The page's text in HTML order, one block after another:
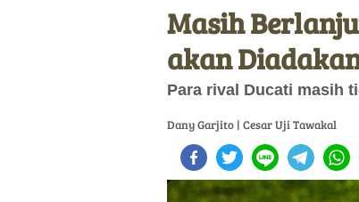
Masih
akan
Para rival Ducati masih
Dany Garjito | Cesar Uji Tawakal